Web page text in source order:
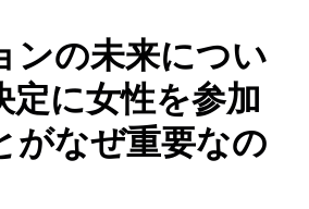
ンの未来につい
定に女性を参加
がなぜ重要なの